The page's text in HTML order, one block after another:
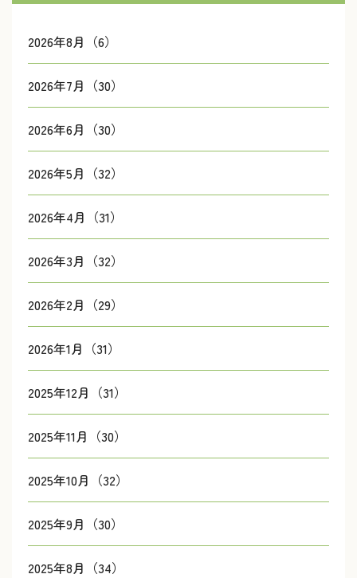
2026年8月（6）
2026年7月（30）
2026年6月（30）
2026年5月（32）
2026年4月（31）
2026年3月（32）
2026年2月（29）
2026年1月（31）
2025年12月（31）
2025年11月（30）
2025年10月（32）
2025年9月（30）
2025年8月（34）